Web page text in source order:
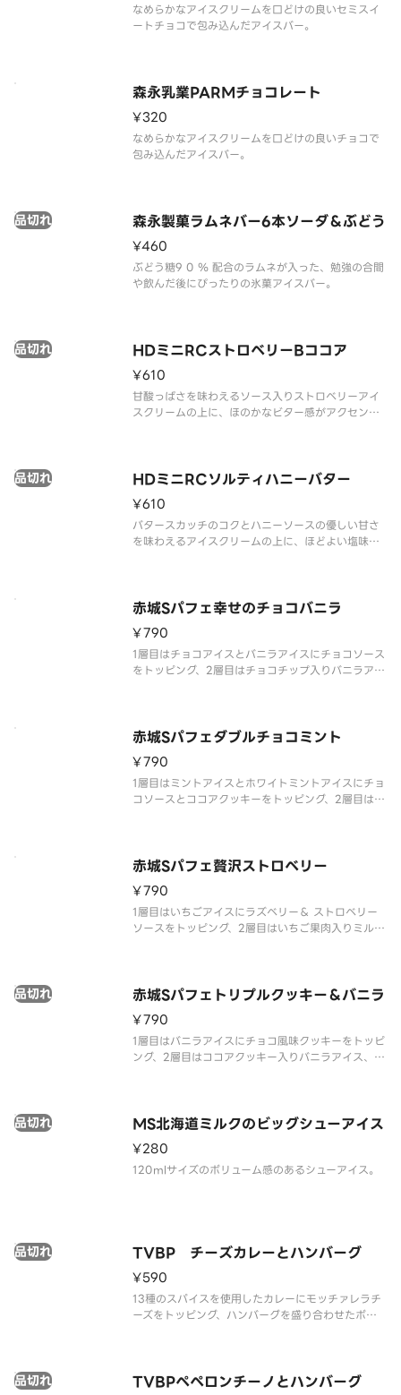
なめらかなアイスクリームを口どけの良いセミスイ
ートチョコで包み込んだアイスバー。
森永乳業PARMチョコレート
¥320
なめらかなアイスクリームを口どけの良いチョコで
包み込んだアイスバー。
森永製菓ラムネバー6本ソーダ＆ぶどう
品切れ
¥460
ぶどう糖9 0 ％ 配合のラムネが入った、勉強の合間
や飲んだ後にぴったりの氷菓アイスバー。
HDミニRCストロベリーBココア
品切れ
¥610
甘酸っぱさを味わえるソース入りストロベリーアイ
スクリームの上に、ほのかなビター感がアクセント
HDミニRCソルティハニーバター
品切れ
¥610
バタースカッチのコクとハニーソースの優しい甘さ
を味わえるアイスクリームの上に、ほどよい塩味を
赤城Sパフェ幸せのチョコバニラ
¥790
1層目はチョコアイスとバニラアイスにチョコソース
をトッピング、2層目はチョコチップ入りバニラアイ
赤城Sパフェダブルチョコミント
¥790
1層目はミントアイスとホワイトミントアイスにチョ
コソースとココアクッキーをトッピング、2層目はホ
赤城Sパフェ贅沢ストロベリー
¥790
1層目はいちごアイスにラズベリー＆ ストロベリー
ソースをトッピング、2層目はいちご果肉入りミルク
赤城Sパフェトリプルクッキー＆バニラ
品切れ
¥790
1層目はバニラアイスにチョコ風味クッキーをトッピ
ング、2層目はココアクッキー入りバニラアイス、2
MS北海道ミルクのビッグシューアイス
品切れ
¥280
120mlサイズのボリューム感のあるシューアイス。
TVBP チーズカレーとハンバーグ
品切れ
¥590
13種のスパイスを使用したカレーにモッチァレラチ
ーズをトッピング、ハンバーグを盛り合わせたボリ
TVBPペペロンチーノとハンバーグ
品切れ